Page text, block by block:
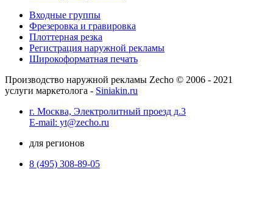
Входные группы
Фрезеровка и гравировка
Плоттерная резка
Регистрация наружной рекламы
Широкоформатная печать
Производство наружной рекламы Zecho © 2006 - 2021
услуги маркетолога - Siniakin.ru
г. Москва, Электролитный проезд д.3
E-mail: yt@zecho.ru
для регионов
8 (495) 308-89-05